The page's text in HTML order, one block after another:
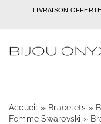
LIVRAISON
Bijoux
Accueil »
» Bracelets »
Femme Swarovski »